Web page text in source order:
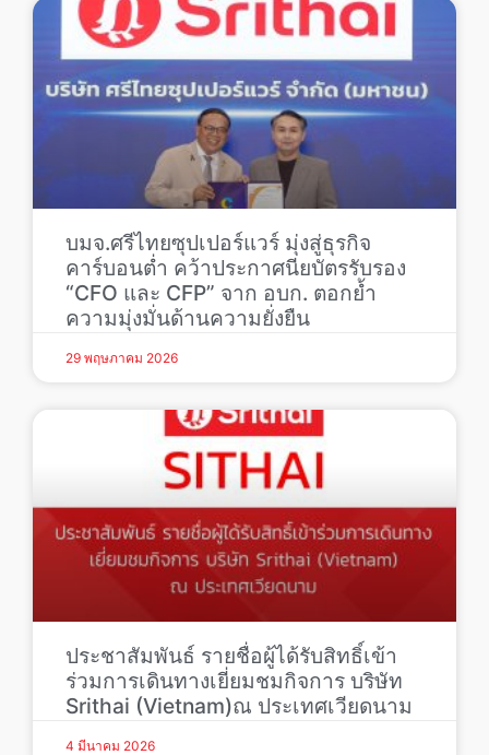
บมจ.ศรีไทยซุปเปอร์แวร์ มุ่งสู่ธุรกิจ
คาร์บอนต่ำ คว้าประกาศนียบัตรรับรอง
“CFO และ CFP” จาก อบก. ตอกย้ำ
ความมุ่งมั่นด้านความยั่งยืน
29 พฤษภาคม 2026
ประชาสัมพันธ์ รายชื่อผู้ได้รับสิทธิ์เข้า
ร่วมการเดินทางเยี่ยมชมกิจการ บริษัท
Srithai (Vietnam)ณ ประเทศเวียดนาม
4 มีนาคม 2026